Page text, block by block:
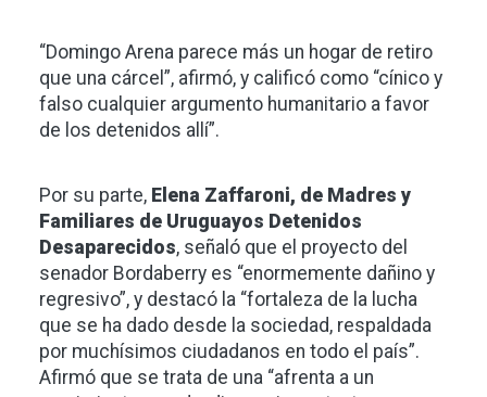
“Domingo Arena parece más un hogar de retiro
que una cárcel”, afirmó, y calificó como “cínico y
falso cualquier argumento humanitario a favor
de los detenidos allí”.
Por su parte, Elena Zaffaroni, de Madres y
Familiares de Uruguayos Detenidos
Desaparecidos, señaló que el proyecto del
senador Bordaberry es “enormemente dañino y
regresivo”, y destacó la “fortaleza de la lucha
que se ha dado desde la sociedad, respaldada
por muchísimos ciudadanos en todo el país”.
Afirmó que se trata de una “afrenta a un